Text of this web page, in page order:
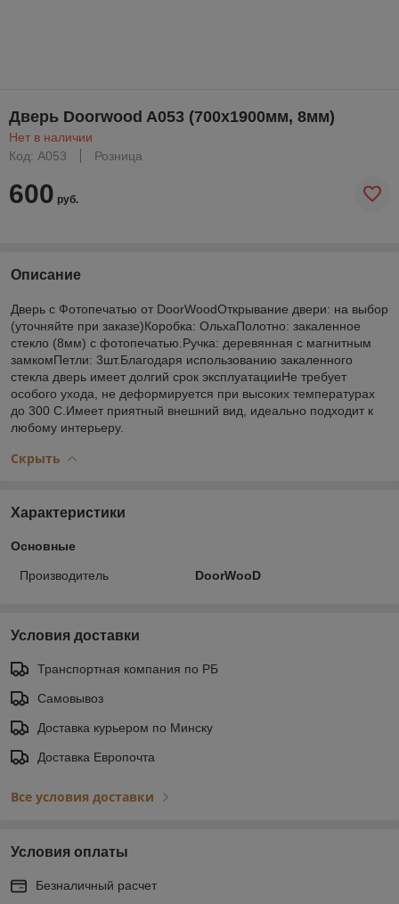
Дверь Doorwood A053 (700х1900мм, 8мм)
Нет в наличии
Код: A053
Розница
600 руб.
Описание
Дверь с Фотопечатью от DoorWoodОткрывание двери: на выбор
(уточняйте при заказе)Коробка: ОльхаПолотно: закаленное
стекло (8мм) c фотопечатью.Ручка: деревянная с магнитным
замкомПетли: 3шт.Благодаря использованию закаленного
стекла дверь имеет долгий срок эксплуатацииНе требует
особого ухода, не деформируется при высоких температурах
до 300 С.Имеет приятный внешний вид, идеально подходит к
любому интерьеру.
Скрыть
Характеристики
Основные
Производитель DoorWooD
Условия доставки
Транспортная компания по РБ
Самовывоз
Доставка курьером по Минску
Доставка Европочта
Все условия доставки
Условия оплаты
Безналичный расчет